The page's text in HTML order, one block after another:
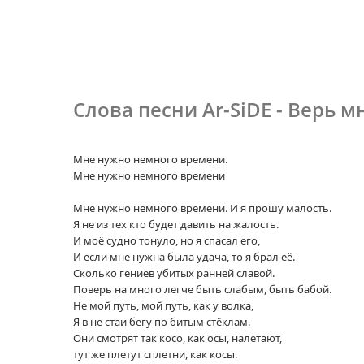
Слова песни Ar-SiDE - Верь
Мне нужно немного времени.
Мне нужно немного времени
Мне нужно немного времени. И я прошу малость.
Я не из тех кто будет давить на жалость.
И моё судно тонуло, но я спасал его,
И если мне нужна была удача, то я брал её.
Сколько гениев убитых ранней славой.
Поверь на много легче быть слабым, быть бабой.
Не мой путь, мой путь, как у волка,
Я в не стаи бегу по битым стёклам.
Они смотрят так косо, как осы, налетают,
тут же плетут сплетни, как косы.